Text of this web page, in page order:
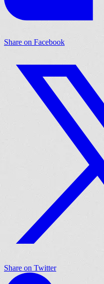
Share on Facebook
Share on Twitter